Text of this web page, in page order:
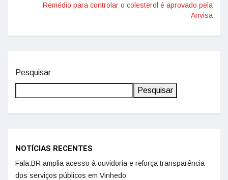
Remédio para controlar o colesterol é aprovado pela
Anvisa
Pesquisar
Pesquisar
NOTÍCIAS RECENTES
Fala.BR amplia acesso à ouvidoria e reforça transparência
dos serviços públicos em Vinhedo